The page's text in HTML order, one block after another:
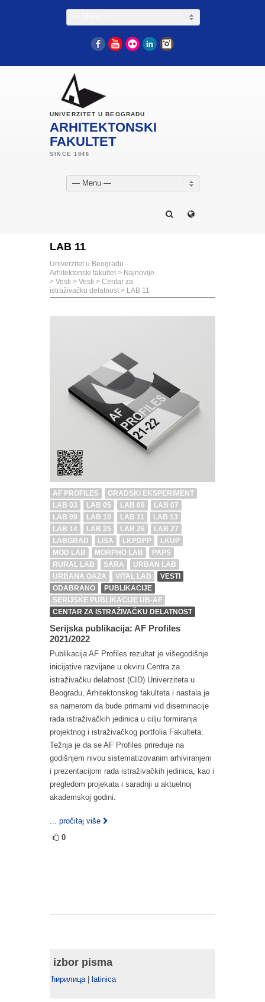
FacebookYouTube
Flickr LinkedIn
UNIVERZITET U BEOGRADU
ARHITEKTONSKI
FAKULTET
— Menu —
LAB 11
Univerzitet u Beogradu -
Arhitektonski fakultet > Najnovije
> Vesti > Vesti > Centar za
istraživačku delatnost > LAB 11
AF PROFILES
GRADSKI EKSPERIMENT
LAB 03
LAB 05 LAB 06
LAB 07
LAB 09
LAB 10 LAB 11
LAB 13
LAB 14
LAB 25 LAB 26
LAB 27
LABGRAD
LISA LKPDPP
LKUP
MOD LAB
MORPHO LAB
PAPS
RURAL LAB
SARA
URBAN LAB
URBANA OAZA
VITAL LAB
VESTI
ODABRANO
PUBLIKACIJE
SERIJSKE PUBLIKACIJE UB-AF
CENTAR ZA ISTRAŽIVAČKU DELATNOST
Serijska publikacija: AF Profiles
2021/2022
Publikacija AF Profiles rezultat je višegodišnje
inicijative razvijane u okviru Centra za
istraživačku delatnost (CID) Univerziteta u
Beogradu, Arhitektonskog fakulteta i nastala je
sa namerom da bude primarni vid diseminacije
rada istraživačkih jedinica u cilju formiranja
projektnog i istraživačkog portfolia Fakulteta.
Težnja je da se AF Profiles priređuje na
godišnjem nivou sistematizovanim arhiviranjem
i prezentacijom rada istraživačkih jedinica, kao i
pregledom projekata i saradnji u aktuelnoj
akademskoj godini.
... pročitaj više
0
izbor pisma
ћирилица| latinica